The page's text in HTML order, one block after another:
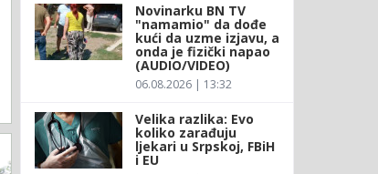
Novinarku BN TV
"namamio" da dođe
kući da uzme izjavu, a
onda je fizički napao
(AUDIO/VIDEO)
06.08.2026 | 13:32
Velika razlika: Evo
koliko zarađuju
ljekari u Srpskoj, FBiH
i EU